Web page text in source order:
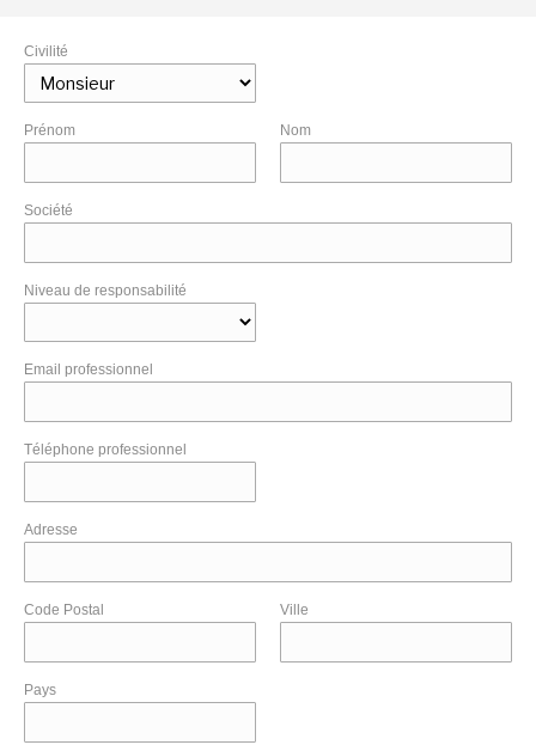
Civilité
Prénom Nom
Société
Niveau de responsabilité
Email professionnel
Téléphone professionnel
Adresse
Code Postal Ville
Pays